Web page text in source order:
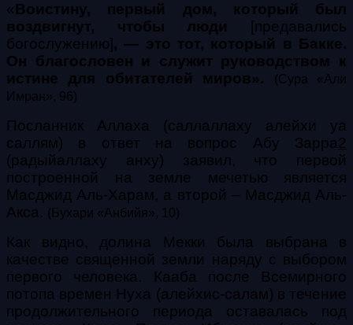
«Воистину, первый дом, который был
воздвигнут, чтобы люди [предавались
богослужению], — это тот, который в Бакке.
Он благословен и служит руководством к
истине для обитателей миров».
(Сура «Али
Имран», 96)
Посланник Аллаха (саллаллаху алейхи уа
саллям) в ответ на вопрос Абу Зарра2
(радыйаллаху анху) заявил, что первой
построенной на земле мечетью является
Масджид Аль-Харам, а второй – Масджид Аль-
Акса. (Бухари «Анбийя», 10)
Как видно, долина Мекки была выбрана в
качестве священной земли наряду с выбором
первого человека. Кааба после Всемирного
потопа времен Нуха (алейхис-салам) в течение
продолжительного периода оставалась под